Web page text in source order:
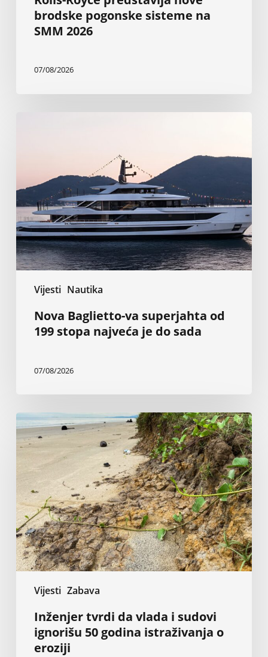
brodske pogonske sisteme na
SMM 2026
07/08/2026
Vijesti Nautika
199
stopa
najveća
je
do
sada
Nova Baglietto-va superjahta od
199 stopa najveća je do sada
07/08/2026
Vijesti Zabava
Inženjer
tvrdi
da
i
sudovi
ignorišu
50
godina
istraživanja
o
Inženjer tvrdi da vlada i sudovi
ignorišu 50 godina istraživanja o
eroziji